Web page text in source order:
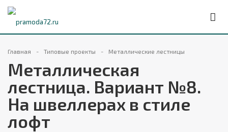
Главная Типовые проекты Металлические лестницы
Металлическая
лестница. Вариант №8.
На швеллерах в стиле
лофт